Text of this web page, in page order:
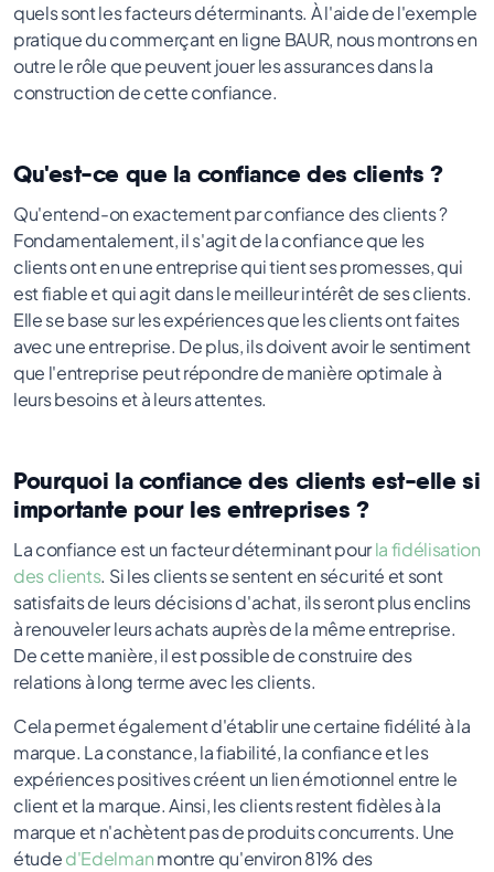
quels sont les facteurs déterminants. À l'aide de l'exemple
pratique du commerçant en ligne BAUR, nous montrons en
outre le rôle que peuvent jouer les assurances dans la
construction de cette confiance.
Qu'est-ce que la confiance des clients ?
Qu'entend-on exactement par confiance des clients ?
Fondamentalement, il s'agit de la confiance que les
clients ont en une entreprise qui tient ses promesses, qui
est fiable et qui agit dans le meilleur intérêt de ses clients.
Elle se base sur les expériences que les clients ont faites
avec une entreprise. De plus, ils doivent avoir le sentiment
que l'entreprise peut répondre de manière optimale à
leurs besoins et à leurs attentes.
Pourquoi la confiance des clients est-elle si
importante pour les entreprises ?
La confiance est un facteur déterminant pourla fidélisation
des clients. Si les clients se sentent en sécurité et sont
satisfaits de leurs décisions d'achat, ils seront plus enclins
à renouveler leurs achats auprès de la même entreprise.
De cette manière, il est possible de construire des
relations à long terme avec les clients.
Cela permet également d'établir une certaine fidélité à la
marque. La constance, la fiabilité, la confiance et les
expériences positives créent un lien émotionnel entre le
client et la marque. Ainsi, les clients restent fidèles à la
marque et n'achètent pas de produits concurrents. Une
étuded'Edelmanmontre qu'environ 81% des